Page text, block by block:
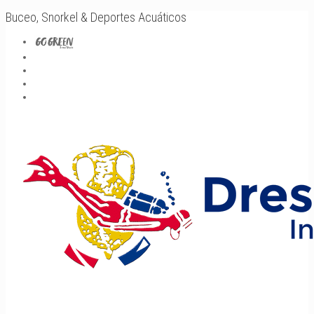
Buceo, Snorkel & Deportes Acuáticos